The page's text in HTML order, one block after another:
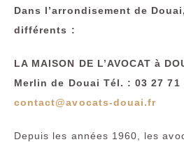
Dans l’arrondisement de
différents :
LA MAISON DE L’AVOCAT à
Merlin de Douai Tél. : 03 27 71
contact@avocats-douai.fr
Depuis les années 1960, les